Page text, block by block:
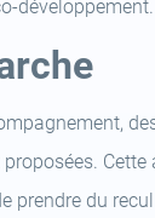
développement.
Cette
prendre du